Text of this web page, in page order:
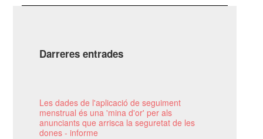
Darreres entrades
Les dades de l'aplicació de seguiment
menstrual és una 'mina d'or' per als
anunciants que arrisca la seguretat de les
dones - informe